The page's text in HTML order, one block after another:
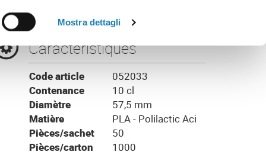
Mostra dettagli
Caractéristiques
Code article
052033
Contenance
10 cl
Diamètre
57,5 mm
Matière
PLA - Polilactic Aci
Pièces/sachet
50
Pièces/carton
1000